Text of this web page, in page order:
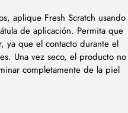
aplique Fresh Scratch usando
de aplicación. Permita que
ya que el contacto durante el
Una vez seco, el producto no
completamente de la piel